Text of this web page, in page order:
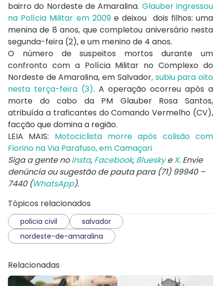
bairro do Nordeste de Amaralina. Glauber ingressou
na Polícia Militar em 2009 e deixou dois filhos: uma
menina de 8 anos, que completou aniversário nesta
segunda-feira (2), e um menino de 4 anos.
O número de suspeitos mortos durante um
confronto com a Polícia Militar no Complexo do
Nordeste de Amaralina, em Salvador, subiu para oito
nesta terça-feira (3). A operação ocorreu após a
morte do cabo da PM Glauber Rosa Santos,
atribuída a traficantes do Comando Vermelho (CV),
facção que domina a região.
LEIA MAIS: Motociclista morre após colisão com
Fiorino na Via Parafuso, em Camaçari
Siga a gente noInsta, Facebook, BlueskyeX. Envie
denúncia ou sugestão de pauta para (71) 99940 –
7440 (WhatsApp).
Tópicos relacionados
policia civil
salvador
nordeste-de-amaralina
Relacionadas